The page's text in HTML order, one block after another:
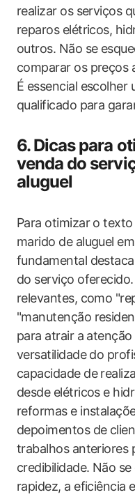
realizar os serviços
reparos elétricos,
outros. Não se
comparar os preços
É essencial escolher
qualificado para
6. Dicas para
venda do
aluguel
Para otimizar o
marido de aluguel
fundamental
do serviço
relevantes, como
"manutenção
para atrair a
versatilidade do
capacidade de
desde elétricos e
reformas e
depoimentos de
trabalhos anteriores
credibilidade. Não
rapidez, a eficiência